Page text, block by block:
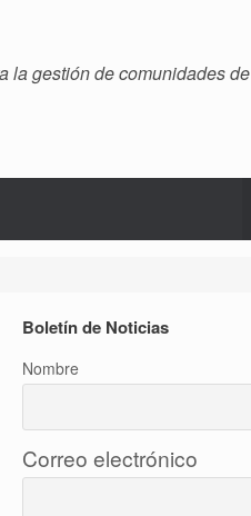
la gestión de comunidades de
Boletín de Noticias
Nombre
Correo electrónico